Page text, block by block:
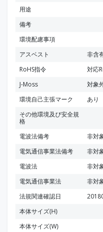
用途
備考
環境配慮事項
アスベスト
非含
RoHS指令
対応
J-Moss
対象
環境自己主張マーク
あり
その他環境及び安全規
格
電波法備考
非対
電気通信事業法備考
非対
電波法
非対
電気通信事業法
非対
法規関連確認日
本体サイズ(H)
本体サイズ(W)